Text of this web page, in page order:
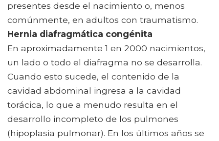
presentes desde el nacimiento o, menos
comúnmente, en adultos con traumatismo.
Hernia diafragmática congénita
En aproximadamente 1 en 2000 nacimientos,
un lado o todo el diafragma no se desarrolla.
Cuando esto sucede, el contenido de la
cavidad abdominal ingresa a la cavidad
torácica, lo que a menudo resulta en el
desarrollo incompleto de los pulmones
(hipoplasia pulmonar). En los últimos años se